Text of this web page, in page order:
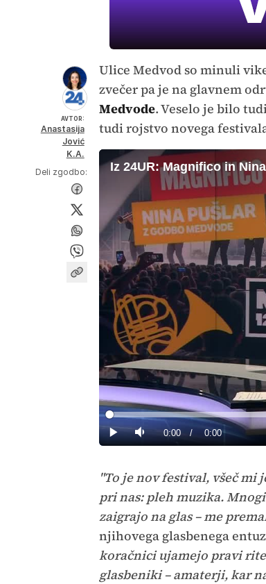
AVTOR:
Anastasija
Jović
K.A.
Deli zgodbo:
Ulice Medvod so minuli
zvečer pa je na glavnem
Medvode. Veselo je bilo
tudi rojstvo novega
Iz 24UR: Magnifico in
Predvajaj
Tiho Current
0:00 / Duration
0:00
Loaded:
0%
"To je nov festival, všeč mi
pri nas: pleh muzika.
zaigrajo na glas – me
njihovega glasbenega
koračnici ujamejo pravi
glasbeniki – amaterji, kar